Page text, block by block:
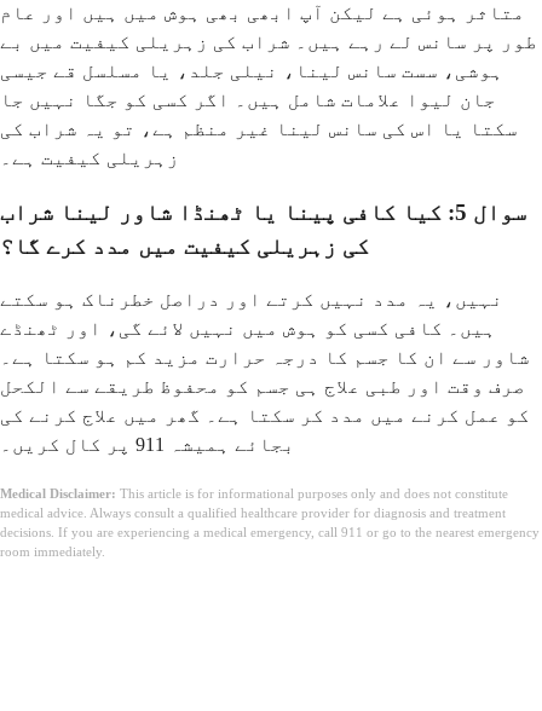
متاثر ہوئی ہے لیکن آپ ابھی بھی ہوش میں ہیں اور عام
طور پر سانس لے رہے ہیں۔ شراب کی زہریلی کیفیت میں بے
ہوشی، سست سانس لینا، نیلی جلد، یا مسلسل قے جیسی
جان لیوا علامات شامل ہیں۔ اگر کسی کو جگا نہیں جا
سکتا یا اس کی سانس لینا غیر منظم ہے، تو یہ شراب کی
زہریلی کیفیت ہے۔
سوال 5: کیا کافی پینا یا ٹھنڈا شاور لینا شراب
کی زہریلی کیفیت میں مدد کرے گا؟
نہیں، یہ مدد نہیں کرتے اور دراصل خطرناک ہو سکتے
ہیں۔ کافی کسی کو ہوش میں نہیں لائے گی، اور ٹھنڈے
شاور سے ان کا جسم کا درجہ حرارت مزید کم ہو سکتا ہے۔
صرف وقت اور طبی علاج ہی جسم کو محفوظ طریقے سے الکحل
کو عمل کرنے میں مدد کر سکتا ہے۔ گھر میں علاج کرنے کی
بجائے ہمیشہ 911 پر کال کریں۔
Medical Disclaimer: This article is for informational purposes only and does not constitute
medical advice. Always consult a qualified healthcare provider for diagnosis and treatment
decisions. If you are experiencing a medical emergency, call 911 or go to the nearest emergency
room immediately.